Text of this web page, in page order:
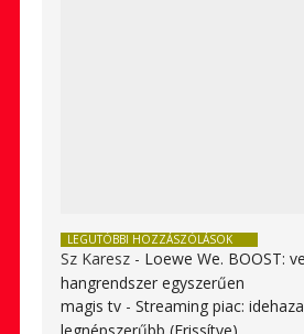
LEGUTÓBBI HOZZÁSZÓLÁSOK
Sz Karesz - Loewe We. BOOST:
hangrendszer egyszerűen
magis tv -Streaming piac: